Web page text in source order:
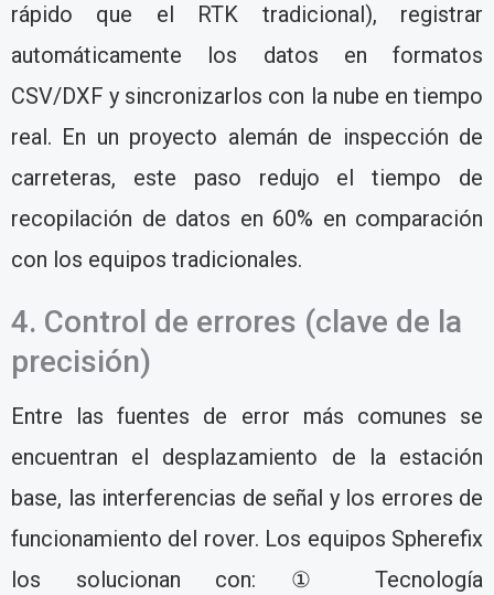
rápido que el RTK tradicional), registrar
automáticamente los datos en formatos
CSV/DXF y sincronizarlos con la nube en tiempo
real. En un proyecto alemán de inspección de
carreteras, este paso redujo el tiempo de
recopilación de datos en 60% en comparación
con los equipos tradicionales.
4. Control de errores (clave de la
precisión)
Entre las fuentes de error más comunes se
encuentran el desplazamiento de la estación
base, las interferencias de señal y los errores de
funcionamiento del rover. Los equipos Spherefix
los solucionan con: ① Tecnología